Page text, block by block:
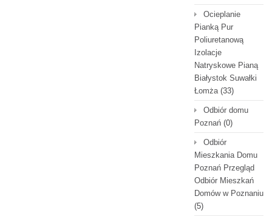
Ocieplanie
Pianką Pur
Poliuretanową
Izolacje
Natryskowe Pianą
Białystok Suwałki
Łomża(33)
Odbiór domu
Poznań (0)
Odbiór
Mieszkania Domu
Poznań Przegląd
Odbiór Mieszkań
Domów w Poznaniu
(5)